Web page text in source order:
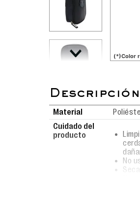
(*)Color
Material
Cuidado del
producto
No